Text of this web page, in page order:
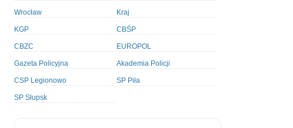
Wrocław Kraj
KGP CBŚP
CBZC EUROPOL
Gazeta Policyjna Akademia Policji
CSP Legionowo SP Piła
SP Słupsk